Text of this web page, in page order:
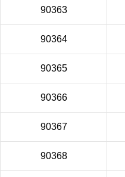
90363
90364
90365
90366
90367
90368